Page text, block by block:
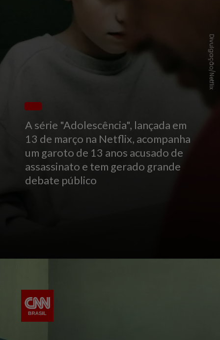
A série "Adolescência", lançada em
13 de março na Netflix, acompanha
um garoto de 13 anos acusado de
assassinato e tem gerado grande
debate público
Divulgação/Netflix